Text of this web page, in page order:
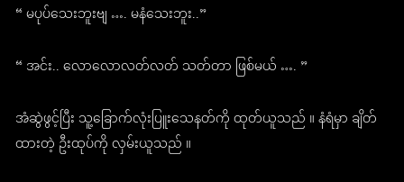
“ မပုပ်သေးဘူးဗျ …. မနံသေးဘူး..”
“ အင်း.. လောလောလတ်လတ် သတ်တာ ဖြစ်မယ် …. ”
အံဆွဲဖွင့်ပြီး သူ့ခြောက်လုံးပြူးသေနတ်ကို ထုတ်ယူသည် ။ နံရံမှာ ချိတ်
ထားတဲ့ ဦးထုပ်ကို လှမ်းယူသည် ။